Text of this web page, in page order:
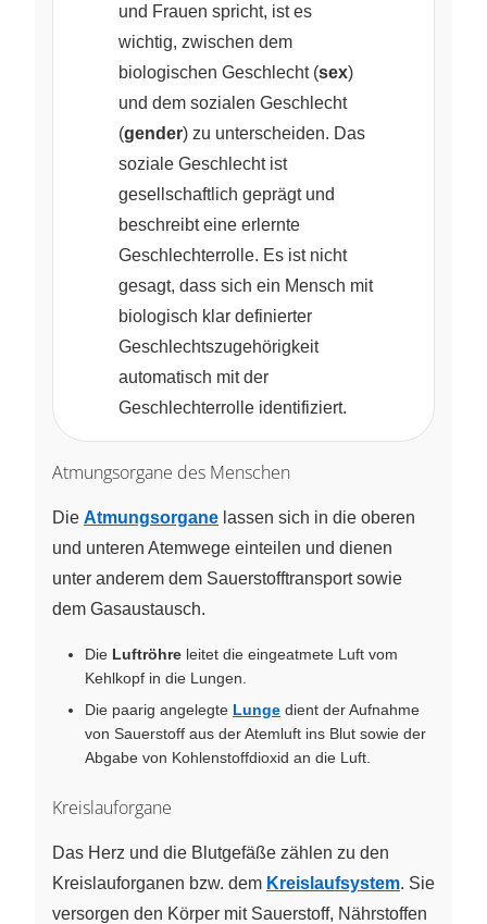
und Frauen spricht, ist es
wichtig, zwischen dem
biologischen Geschlecht (sex)
und dem sozialen Geschlecht
(gender) zu unterscheiden. Das
soziale Geschlecht ist
gesellschaftlich geprägt und
beschreibt eine erlernte
Geschlechterrolle. Es ist nicht
gesagt, dass sich ein Mensch mit
biologisch klar definierter
Geschlechtszugehörigkeit
automatisch mit der
Geschlechterrolle identifiziert.
Atmungsorgane des Menschen
Die Atmungsorgane lassen sich in die oberen
und unteren Atemwege einteilen und dienen
unter anderem dem Sauerstofftransport sowie
dem Gasaustausch.
Die Luftröhre leitet die eingeatmete Luft vom
Kehlkopf in die Lungen.
Die paarig angelegte Lunge dient der Aufnahme
von Sauerstoff aus der Atemluft ins Blut sowie der
Abgabe von Kohlenstoffdioxid an die Luft.
Kreislauforgane
Das Herz und die Blutgefäße zählen zu den
Kreislauforganen bzw. dem Kreislaufsystem. Sie
versorgen den Körper mit Sauerstoff, Nährstoffen